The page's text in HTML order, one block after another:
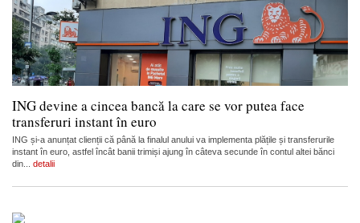
ING devine a cincea bancă la care se vor putea face
transferuri instant în euro
ING și-a anunțat clienții că până la finalul anului va implementa plățile și transferurile
instant în euro, astfel încât banii trimiși ajung în câteva secunde în contul altei bănci
din... detalii